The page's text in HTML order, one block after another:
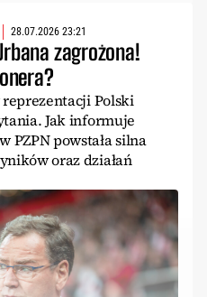
28.07.2026 23:21
zagrożona!
reprezentacji Polski
Jak informuje
PZPN powstała silna
oraz działań